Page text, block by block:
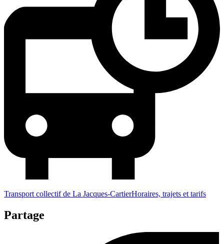
Transport collectif de La Jacques-CartierHoraires, trajets et tarifs
Partage